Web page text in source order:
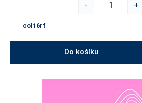
-
+
col16rf
Do košíku